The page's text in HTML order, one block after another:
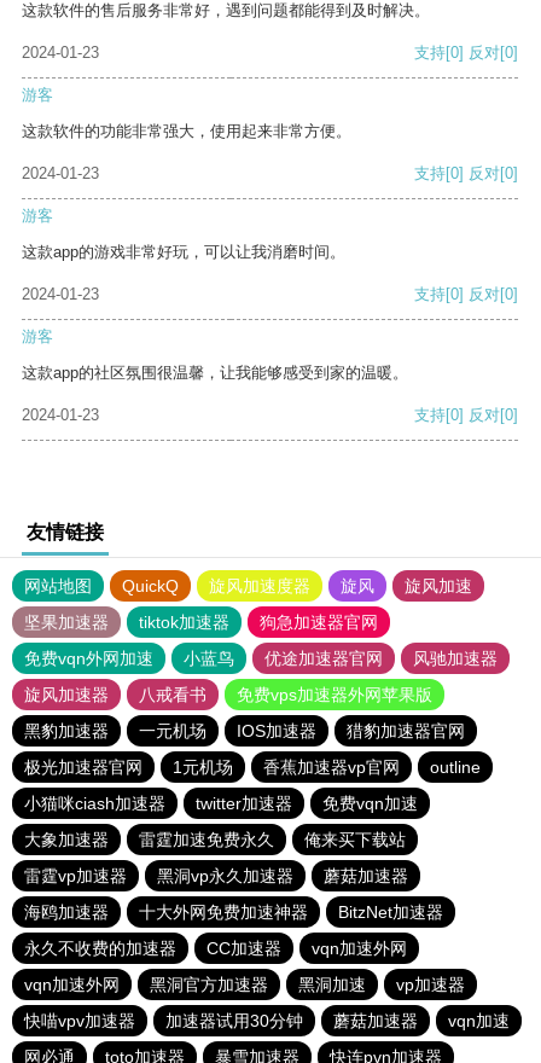
这款软件的售后服务非常好，遇到问题都能得到及时解决。
2024-01-23 支持[0] 反对[0]
游客
这款软件的功能非常强大，使用起来非常方便。
2024-01-23 支持[0] 反对[0]
游客
这款app的游戏非常好玩，可以让我消磨时间。
2024-01-23 支持[0] 反对[0]
游客
这款app的社区氛围很温馨，让我能够感受到家的温暖。
2024-01-23 支持[0] 反对[0]
友情链接
网站地图 QuickQ 旋风加速度器 旋风
旋风加速
坚果加速器
tiktok加速器
狗急加速器官网
免费vqn外网加速
小蓝鸟 优途加速器官网
风驰加速器
旋风加速器
八戒看书
免费vps加速器外网苹果版
黑豹加速器
一元机场 IOS加速器
猎豹加速器官网
极光加速器官网
1元机场 香蕉加速器vp官网
outline
小猫咪ciash加速器
twitter加速器
免费vqn加速
大象加速器
雷霆加速免费永久
俺来买下载站
雷霆vp加速器
黑洞vp永久加速器
蘑菇加速器
海鸥加速器
十大外网免费加速神器
BitzNet加速器
永久不收费的加速器
CC加速器
vqn加速外网
vqn加速外网
黑洞官方加速器 黑洞加速
vp加速器
快喵vpv加速器
加速器试用30分钟 蘑菇加速器
vqn加速
网必通
toto加速器 暴雪加速器 快连pvn加速器